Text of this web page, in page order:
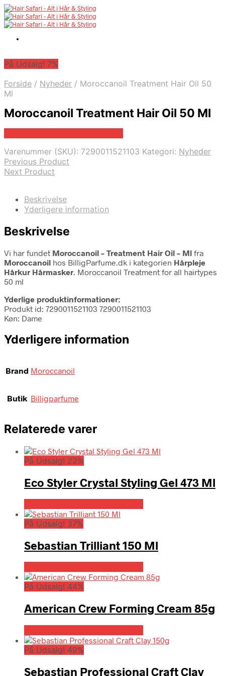
På Udsalg! 7%
Forside / Nyheder / Moroccanoil Treatment Hair Oil 50
Ml
Moroccanoil Treatment Hair Oil 50 Ml
Varenummer (SKU): 7290011521103 Kategori: Nyheder
Previous Product
Next Product
Beskrivelse
Yderligere information
Beskrivelse
Vi har fundet Moroccanoil – Treatment Hair Oil – Ml fra
Moroccanoil hos BilligParfume.dk i kategorien Hårpleje
Hårkur Hårmasker. Moroccanoil Treatment for all hairtypes
50 ml
Yderlige produktinformationer:
Produkt id: 7290011521103 7290011521103
Køn: Dame
Yderligere information
Brand Moroccanoil
Butik Billigparfume
Relaterede varer
På Udsalg! 22%
Eco Styler Crystal Styling Gel 473 Ml
På Udsalg! 37%
Sebastian Trilliant 150 Ml
På Udsalg! 44%
American Crew Forming Cream 85g
På Udsalg! 49%
Sebastian Professional Craft Clay